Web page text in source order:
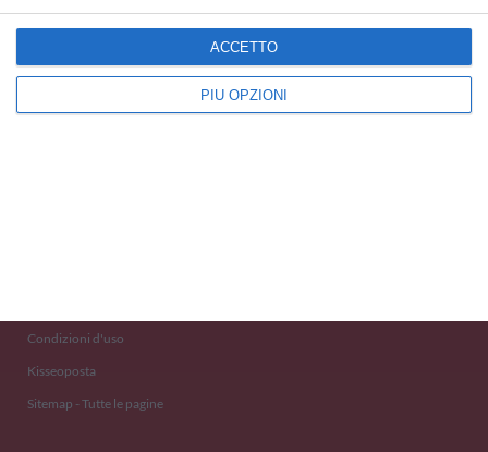
PIÙ OPZIONI
ACCETTO
Kisseo©
Condizioni d'uso
Kisseoposta
Sitemap - Tutte le pagine